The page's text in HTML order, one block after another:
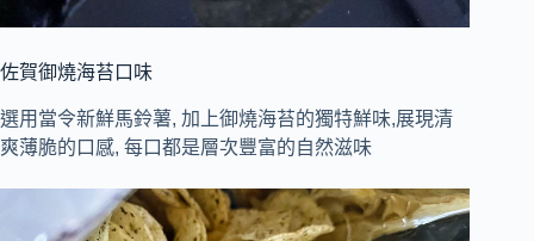
佐賀御燒海苔口味
選用當令新鮮馬鈴薯, 加上御燒海苔的獨特鮮味,展現清
爽薄脆的口感, 每口都是層次豐富的自然滋味